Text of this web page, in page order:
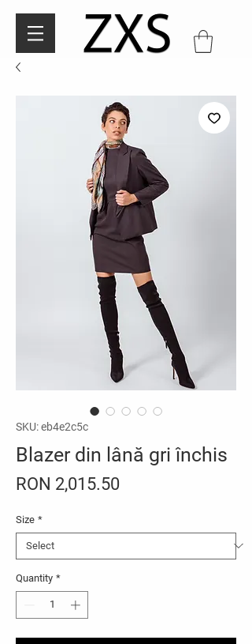
SKU: eb4e2c5c
Blazer din lână gri închis
RON 2,015.50
Size *
Quantity *